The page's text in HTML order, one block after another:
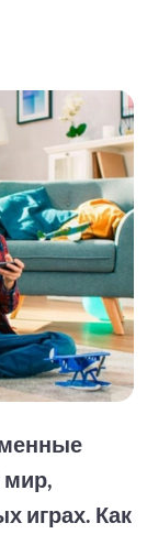
мир,
играх. Как